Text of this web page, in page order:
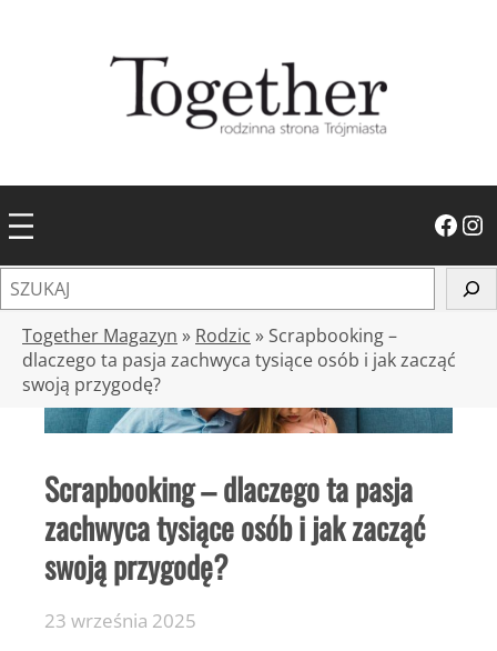
Facebook Instagram
z
Together Magazyn » Rodzic » Scrapbooking –
dlaczego ta pasja zachwyca tysiące osób i jak zacząć
swoją przygodę?
Scrapbooking – dlaczego ta pasja
zachwyca tysiące osób i jak zacząć
swoją przygodę?
23 września 2025